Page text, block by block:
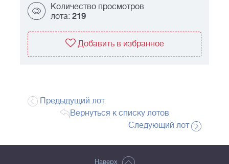
Количество просмотров
лота: 219
Добавить в избранное
Предыдущий лот
Вернуться к списку лотов
Следующий лот
Наверх